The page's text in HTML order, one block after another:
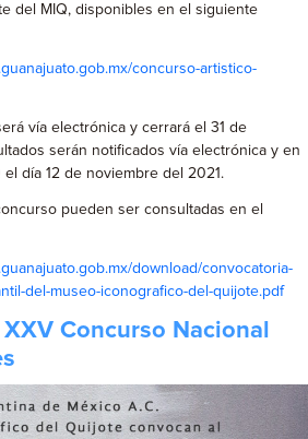
del MIQ, disponibles en el siguiente
concurso-artistico-
vía electrónica y cerrará el 31 de
serán notificados vía electrónica y en
día 12 de noviembre del 2021.
pueden ser consultadas en el
download/convocatoria-
del-museo-iconografico-del-quijote.pdf
Concurso Nacional